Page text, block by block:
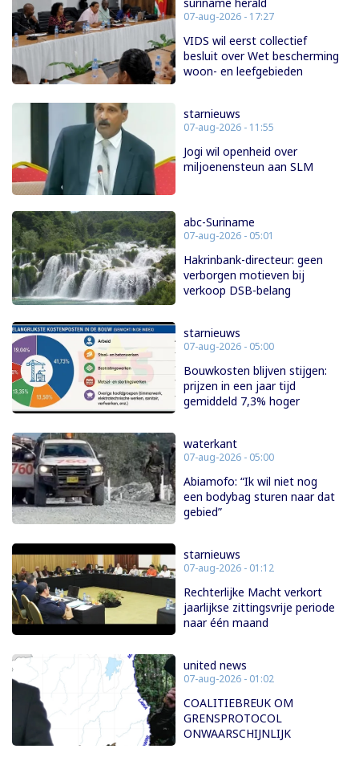
07-aug-2026 - 17:27
VIDS wil eerst collectief
besluit over Wet bescherming
woon- en leefgebieden
starnieuws
07-aug-2026 - 11:55
Jogi wil openheid over
miljoenensteun aan SLM
abc-Suriname
07-aug-2026 - 05:01
Hakrinbank-directeur: geen
verborgen motieven bij
verkoop DSB-belang
starnieuws
07-aug-2026 - 05:00
Bouwkosten blijven stijgen:
prijzen in een jaar tijd
gemiddeld 7,3% hoger
waterkant
07-aug-2026 - 05:00
Abiamofo: “Ik wil niet nog
een bodybag sturen naar dat
gebied”
starnieuws
07-aug-2026 - 01:12
Rechterlijke Macht verkort
jaarlijkse zittingsvrije periode
naar één maand
united news
07-aug-2026 - 01:02
COALITIEBREUK OM
GRENSPROTOCOL
ONWAARSCHIJNLIJK